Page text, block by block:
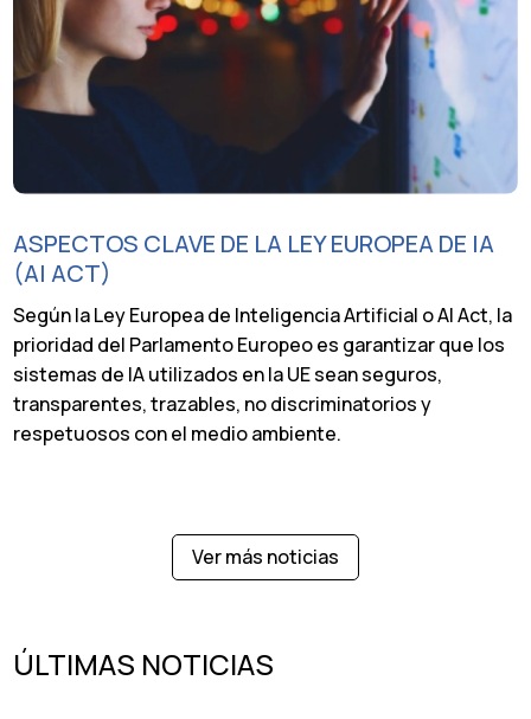
ASPECTOS CLAVE DE LA LEY EUROPEA DE IA
(AI ACT)
Según la Ley Europea de Inteligencia Artificial o AI Act, la
prioridad del Parlamento Europeo es garantizar que los
sistemas de IA utilizados en la UE sean seguros,
transparentes, trazables, no discriminatorios y
respetuosos con el medio ambiente.
Ver más noticias
ÚLTIMAS NOTICIAS